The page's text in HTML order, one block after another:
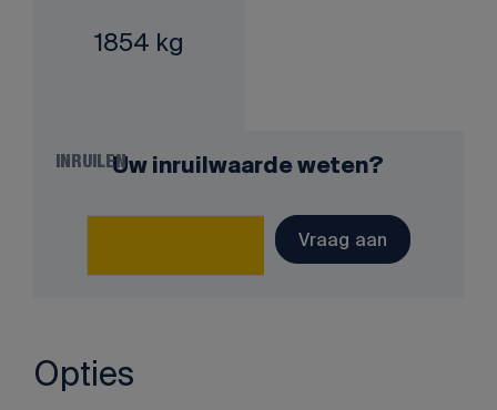
1854 kg
INRUILENUw inruilwaarde weten?
Vraag aan
Opties